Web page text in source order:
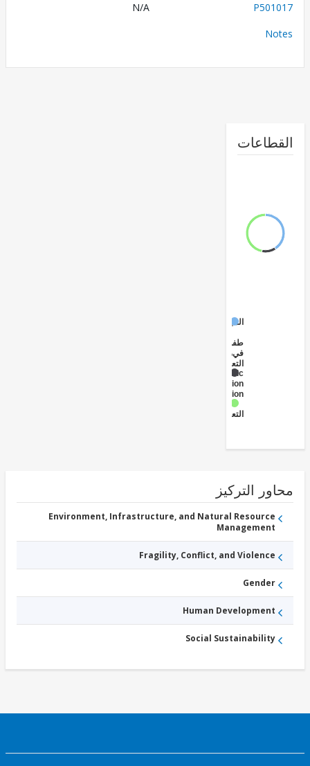
Administration
- Education
التركيز
Environment, Infrastructure, and Natural Resource
Management
Fragility, Conflict, and Violence
Gender
Human Development
Social Sustainability